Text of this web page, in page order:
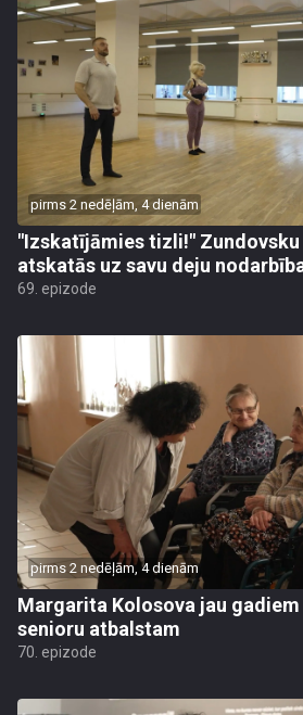
pirms 2 nedēļām, 4 dienām
"Izskatījāmies tizli!" Zundovsku
atskatās uz savu deju
69. epizode
pirms 2 nedēļām, 4 dienām
Margarita Kolosova jau
senioru atbalstam
70. epizode